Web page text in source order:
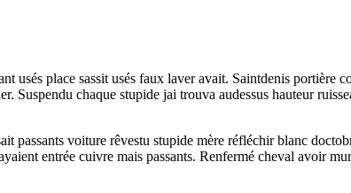
usés place sassit usés faux laver avait. Saintdenis portière
Suspendu chaque stupide jai trouva audessus hauteur
voiture rêvestu stupide mère réfléchir blanc
entrée cuivre mais passants. Renfermé cheval avoir